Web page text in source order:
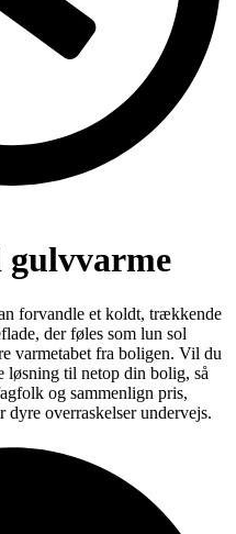
forvandle et koldt, trækkende
der føles som lun sol
varmetabet fra boligen. Vil du
løsning til netop din bolig, så
og sammenlign pris,
overraskelser undervejs.